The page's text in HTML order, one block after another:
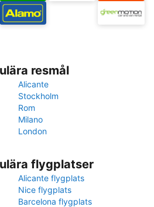
resmål
Alicante
Stockholm
Rom
Milano
London
flygplatser
Alicante flygplats
Nice flygplats
Barcelona flygplats